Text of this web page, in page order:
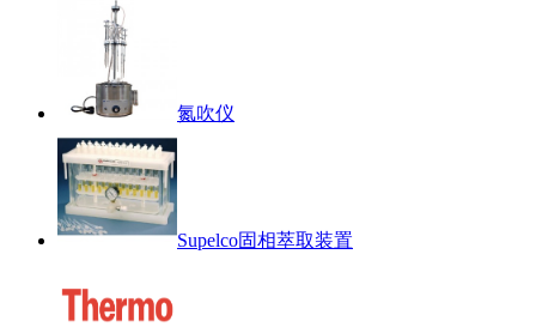
氮吹仪
Supelco固相萃取装置